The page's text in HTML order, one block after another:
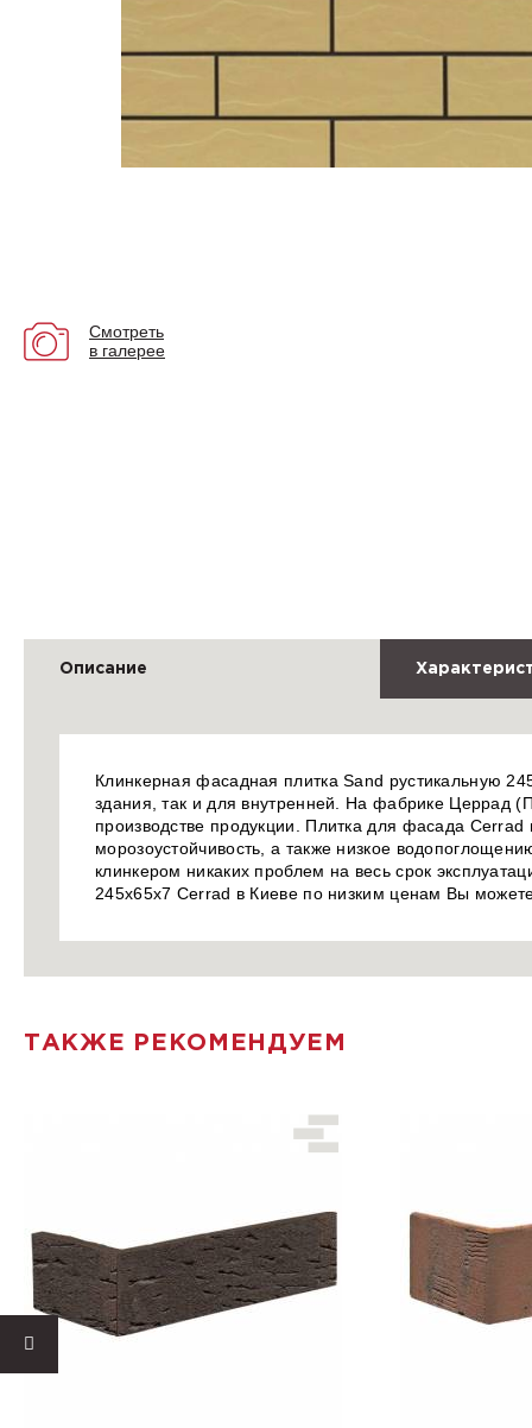
Смотреть
в галерее
Описание
Клинкерная фасадная плитка Sand рустикальную
здания, так и для внутренней. На фабрике Церрад
производстве продукции. Плитка для фасада
морозоустойчивость, а также низкое
клинкером никаких проблем на весь срок
245х65х7 Cerrad в Киеве по низким ценам Вы
ТАКЖЕ РЕКОМЕНДУЕМ